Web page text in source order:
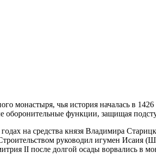
монастыря, чья история началась в
функции, защищая
на средства князя Владимира
руководил игумен
II после долгой осады ворвались в